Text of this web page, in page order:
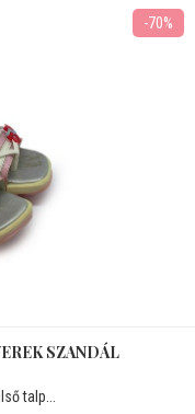
-70%
SZANDÁL
talp...